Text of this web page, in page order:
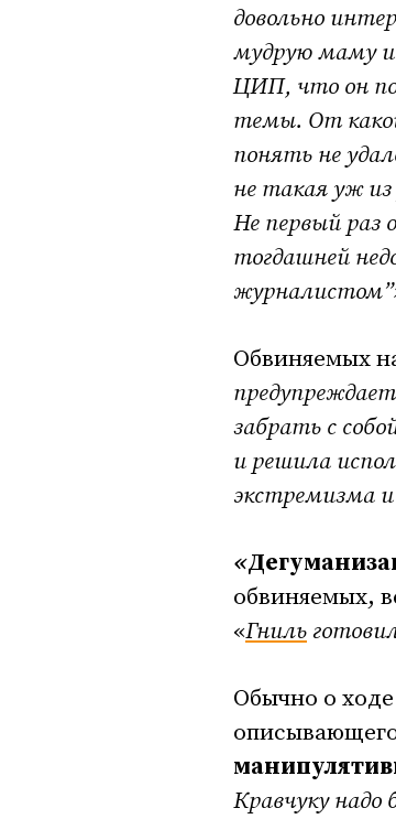
довольно
мудрую маму и
ЦИП, что он
темы. От
понять не
не такая уж
Не первый раз
тогдашней
журналистом”
Обвиняемых
забрать с
и решила
экстремизма
«
обвиняемых,
«Гниль
Обычно о ходе
Кравчуку